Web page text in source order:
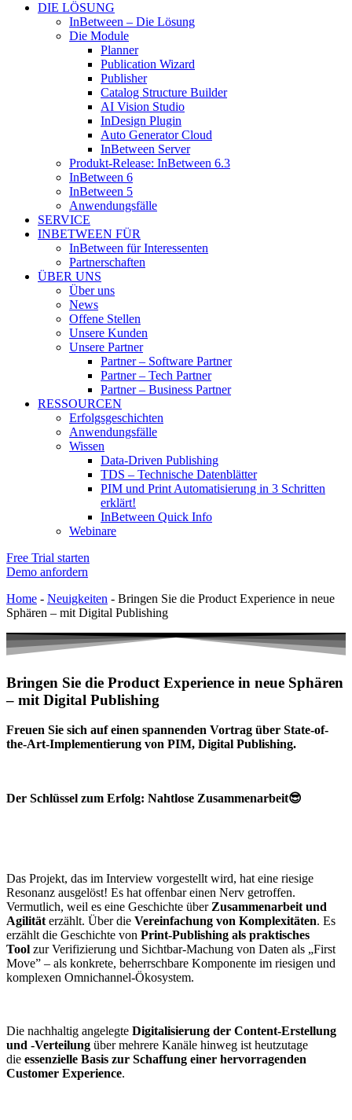
DIE LÖSUNG
InBetween – Die Lösung
Die Module
Planner
Publication Wizard
Publisher
Catalog Structure Builder
AI Vision Studio
InDesign Plugin
Auto Generator Cloud
InBetween Server
Produkt-Release: InBetween 6.3
InBetween 6
InBetween 5
Anwendungsfälle
SERVICE
INBETWEEN FÜR
InBetween für Interessenten
Partnerschaften
ÜBER UNS
Über uns
News
Offene Stellen
Unsere Kunden
Unsere Partner
Partner – Software Partner
Partner – Tech Partner
Partner – Business Partner
RESSOURCEN
Erfolgsgeschichten
Anwendungsfälle
Wissen
Data-Driven Publishing
TDS – Technische Datenblätter
PIM und Print Automatisierung in 3 Schritten
erklärt!
InBetween Quick Info
Webinare
Free Trial starten
Demo anfordern
Home - Neuigkeiten - Bringen Sie die Product Experience in neue
Sphären – mit Digital Publishing
Bringen Sie die Product Experience in neue Sphären
– mit Digital Publishing
Freuen Sie sich auf einen spannenden Vortrag über State-of-
the-Art-Implementierung von PIM, Digital Publishing.
Der Schlüssel zum Erfolg: Nahtlose Zusammenarbeit😎
Das Projekt, das im Interview vorgestellt wird, hat eine riesige
Resonanz ausgelöst! Es hat offenbar einen Nerv getroffen.
Vermutlich, weil es eine Geschichte über Zusammenarbeit und
Agilität erzählt. Über die Vereinfachung von Komplexitäten. Es
erzählt die Geschichte von Print-Publishing als praktisches
Tool zur Verifizierung und Sichtbar-Machung von Daten als „First
Move” – als konkrete, beherrschbare Komponente im riesigen und
komplexen Omnichannel-Ökosystem.
Die nachhaltig angelegte Digitalisierung der Content-Erstellung
und -Verteilung über mehrere Kanäle hinweg ist heutzutage
die essenzielle Basis zur Schaffung einer hervorragenden
Customer Experience.